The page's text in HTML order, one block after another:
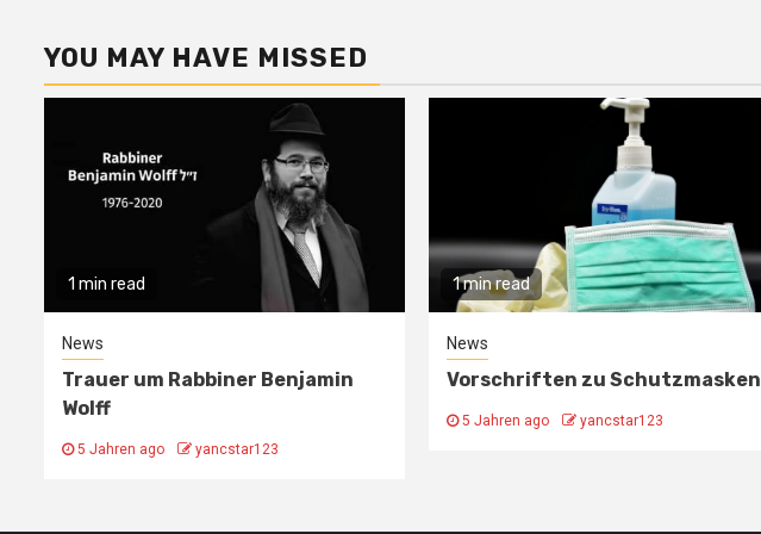
YOU MAY HAVE MISSED
1 min read
News
Trauer um Rabbiner Benjamin
Wolff
5 Jahren ago yancstar123
1 min read
News
Vorschriften zu Schutzmasken
5 Jahren ago yancstar123